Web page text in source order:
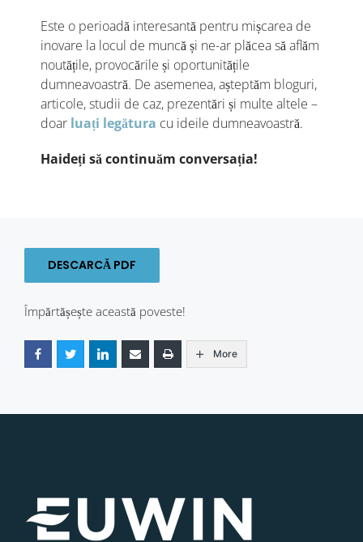
Este o perioadă interesantă pentru mișcarea de
inovare la locul de muncă și ne-ar plăcea să aflăm
noutățile, provocările și oportunitățile
dumneavoastră. De asemenea, așteptăm bloguri,
articole, studii de caz, prezentări și multe altele –
doar luați legătura cu ideile dumneavoastră.
Haideți să continuăm conversația!
DESCARCĂ PDF
Împărtășește această poveste!
More